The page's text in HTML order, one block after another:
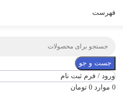
فهرست
جست و جو
ورود / فرم ثبت نام
0 موارد 0 تومان